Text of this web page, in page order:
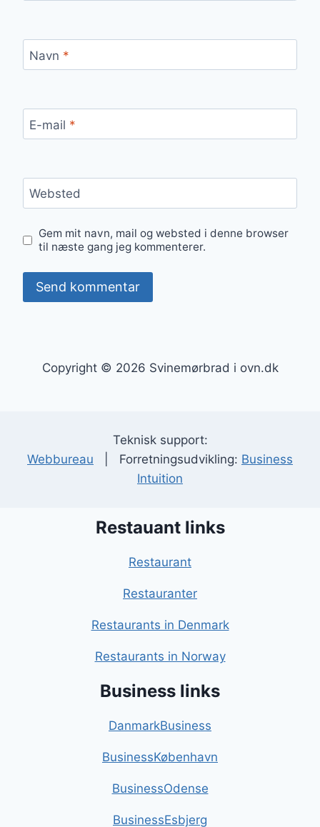
Navn *
E-mail *
Websted
Gem mit navn, mail og websted i denne browser
til næste gang jeg kommenterer.
Copyright © 2026 Svinemørbrad i ovn.dk
Teknisk support:
Webbureau | Forretningsudvikling: Business
Intuition
Restauant links
Restaurant
Restauranter
Restaurants in Denmark
Restaurants in Norway
Business links
DanmarkBusiness
BusinessKøbenhavn
BusinessOdense
BusinessEsbjerg